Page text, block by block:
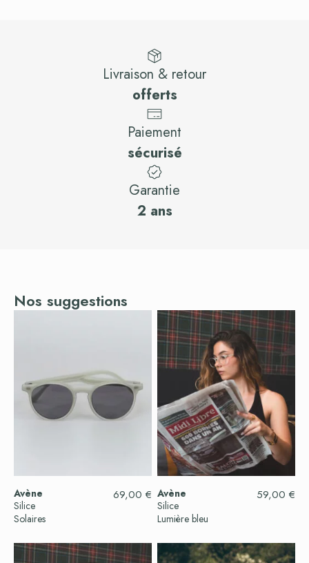
Livraison & retour
offerts
Paiement
sécurisé
Garantie
2 ans
Nos suggestions
Avène
Silice
Solaires
69,00 € Avène
Silice
Lumière bleu
59,00 €